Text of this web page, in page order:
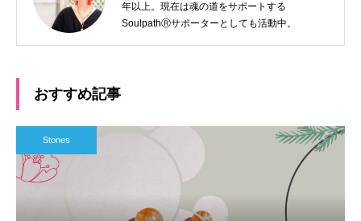
年以上。現在は魂の道をサポートする
SoulpathⓇサポーターとしても活動中。
おすすめ記事
Stones